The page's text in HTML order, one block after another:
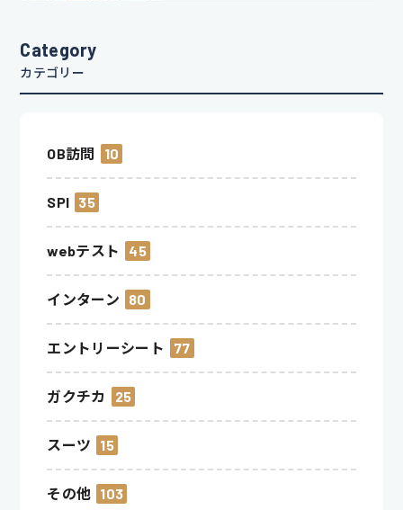
Category
カテゴリー
OB訪問 10
SPI 35
webテスト 45
インターン 80
エントリーシート 77
ガクチカ 25
スーツ 15
その他 103